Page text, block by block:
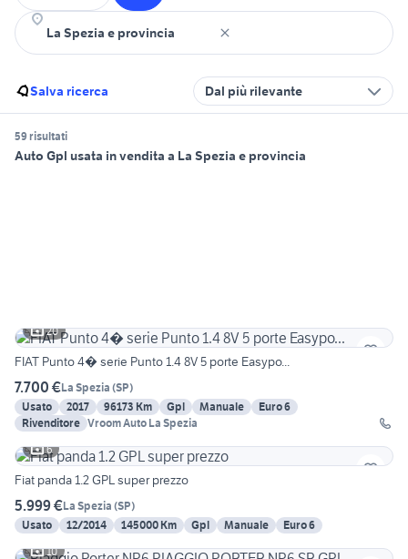
Salva ricerca Dal più rilevante
59 risultati
Auto Gpl usata in vendita a La Spezia e provincia
20
FIAT Punto 4� serie Punto 1.4 8V 5 porte Easypo...
7.700 €La Spezia (SP)
Usato
2017 96173 Km Gpl Manuale
Euro 6
Rivenditore Vroom Auto La Spezia
6
Fiat panda 1.2 GPL super prezzo
5.999 €La Spezia (SP)
Usato
12/2014 145000 Km Gpl Manuale
Euro 6
10